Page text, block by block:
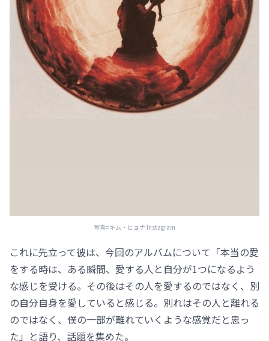
写真=キム・ヒョナ Instagram
これに先立って彼は、今回のアルバムについて「本当の愛
をする時は、ある瞬間、愛する人と自分が1つになるよう
な感じを受ける。その後はその人を愛するのではなく、別
の自分自身を愛していると感じる。別れはその人と離れる
のではなく、僕の一部が離れていくような感覚だと思っ
た」と語り、話題を集めた。